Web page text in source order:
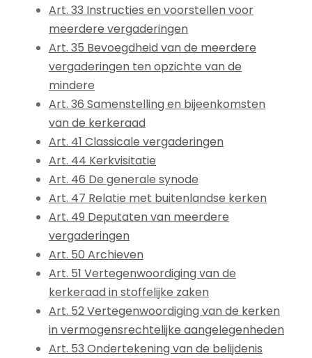
Art. 33 Instructies en voorstellen voor
meerdere vergaderingen
Art. 35 Bevoegdheid van de meerdere
vergaderingen ten opzichte van de
mindere
Art. 36 Samenstelling en bijeenkomsten
van de kerkeraad
Art. 41 Classicale vergaderingen
Art. 44 Kerkvisitatie
Art. 46 De generale synode
Art. 47 Relatie met buitenlandse kerken
Art. 49 Deputaten van meerdere
vergaderingen
Art. 50 Archieven
Art. 51 Vertegenwoordiging van de
kerkeraad in stoffelijke zaken
Art. 52 Vertegenwoordiging van de kerken
in vermogensrechtelijke aangelegenheden
Art. 53 Ondertekening van de belijdenis